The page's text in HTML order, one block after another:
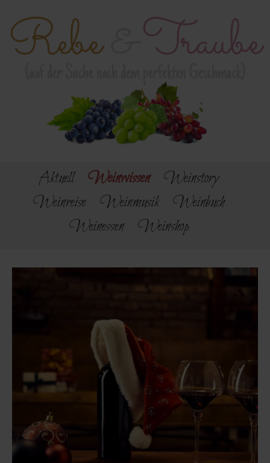
Aktuell Weinwissen
Weinstory
Weinreise
Weinmusik
Weinbuch
Weinessen
Weinshop